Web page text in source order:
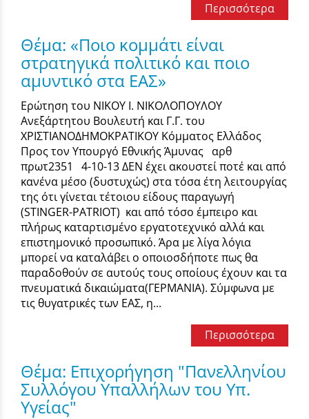
Περισσότερα
Θέμα: «Ποιο κομμάτι είναι
στρατηγικά πολιτικό και ποιο
αμυντικό στα ΕΑΣ»
Ερώτηση του ΝΙΚΟΥ Ι. ΝΙΚΟΛΟΠΟΥΛΟΥ
Ανεξάρτητου Βουλευτή και Γ.Γ. του
ΧΡΙΣΤΙΑΝΟΔΗΜΟΚΡΑΤΙΚΟΥ Κόμματος Ελλάδος
Προς τον Υπουργό Εθνικής Άμυνας αρθ
πρωτ2351 4-10-13 ΔΕΝ έχει ακουστεί ποτέ και από
κανένα μέσο (δυστυχώς) στα τόσα έτη λειτουργίας
της ότι γίνεται τέτοιου είδους παραγωγή
(STINGER-PATRIOT) και από τόσο έμπειρο και
πλήρως καταρτισμένο εργατοτεχνικό αλλά και
επιστημονικό προσωπικό. Άρα με λίγα λόγια
μπορεί να καταλάβει ο οποιοσδήποτε πως θα
παραδοθούν σε αυτούς τους οποίους έχουν και τα
πνευματικά δικαιώματα(ΓΕΡΜΑΝΙΑ). Σύμφωνα με
τις θυγατρικές των ΕΑΣ, η...
Περισσότερα
Θέμα: Επιχορήγηση "Πανελληνίου
Συλλόγου Υπαλλήλων του Υπ.
Υγείας"